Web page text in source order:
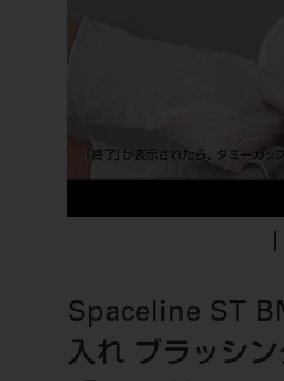
Spaceline ST
入れ ブラッシン